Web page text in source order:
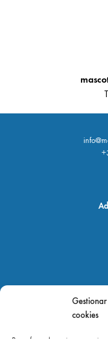
cookies